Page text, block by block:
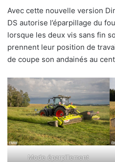
Avec cette nouvelle version
DS autorise l’éparpillage du
lorsque les deux vis sans fin
prennent leur position de
de coupe son andainés au
Mode éparpillement